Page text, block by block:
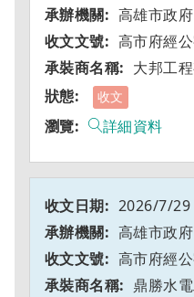
高雄市政府
高市府經
大邦工
收文
詳細資料
2026/7/29
高雄市政府
高市府經
鼎勝水